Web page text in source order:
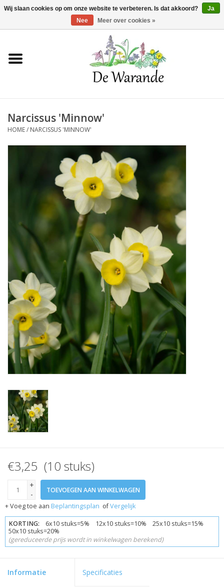
Winkelwagen >0 Artikelen - €0,00
Home
Voorjaarsbloeiers
Zomerbloeiers
Aanbiedingen
Bodemverbetering
Overige producten
Advies
Onze tuinen!
Sterke Bollen Dagen
Nieuws
Narcissus 'Minnow'
HOME/ NARCISSUS 'MINNOW'
€3,25 (10 stuks)
+
-
TOEVOEGEN AAN WINKELWAGEN
+ Voeg toe aan Beplantingsplan ofVergelijk
KORTING: 6x10 stuks=5% 12x10 stuks=10% 25x10 stuks=15%
50x10 stuks=20%
(gereduceerde prijs wordt in winkelwagen berekend)
Informatie Specificaties
Wij slaan cookies op om onze website te verbeteren. Is dat akkoord?
Ja
Nee
Meer over cookies »